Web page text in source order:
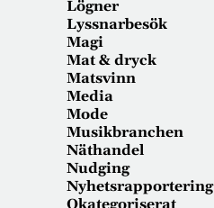
Lögner
Lyssnarbesök
Magi
Mat & dryck
Matsvinn
Media
Mode
Musikbranchen
Näthandel
Nudging
Nyhetsrapportering
Okategoriserat